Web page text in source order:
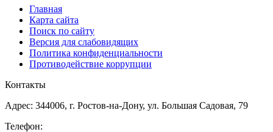
Главная
Карта сайта
Поиск по сайту
Версия для слабовидящих
Политика конфиденциальности
Противодействие коррупции
Контакты
Адрес: 344006, г. Ростов-на-Дону, ул. Большая Садовая, 79
Телефон: